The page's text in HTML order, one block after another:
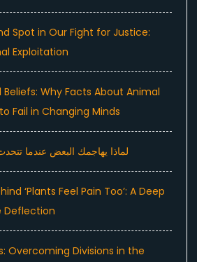
Spot in Our Fight for Justice:
Exploitation
Why Facts About Animal
Fail in Changing Minds
لماذا يهاجمك البعض عندما
‘Plants Feel Pain Too’: A Deep
Deflection
Overcoming Divisions in the